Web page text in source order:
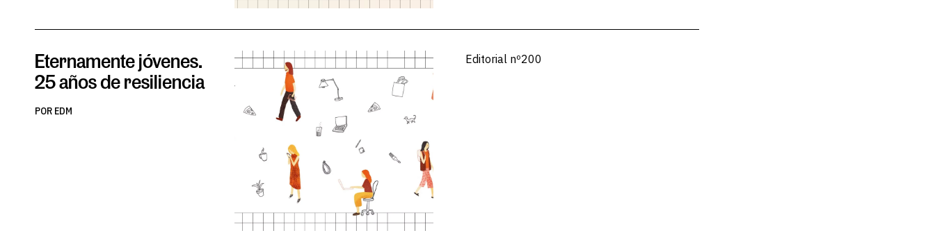
Eternamente jóvenes.
25 años de resiliencia
POR EDM
Editorial nº200